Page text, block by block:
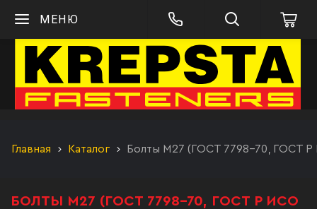
МЕНЮ
Главная Каталог Болты М27 (ГОСТ 7798-70, ГОСТ Р
БОЛТЫ М27 (ГОСТ 7798-70, ГОСТ Р ИСО